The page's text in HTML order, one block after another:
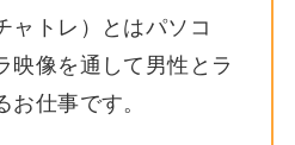
ャトレ）とはパソコ
映像を通して男性とラ
お仕事です。